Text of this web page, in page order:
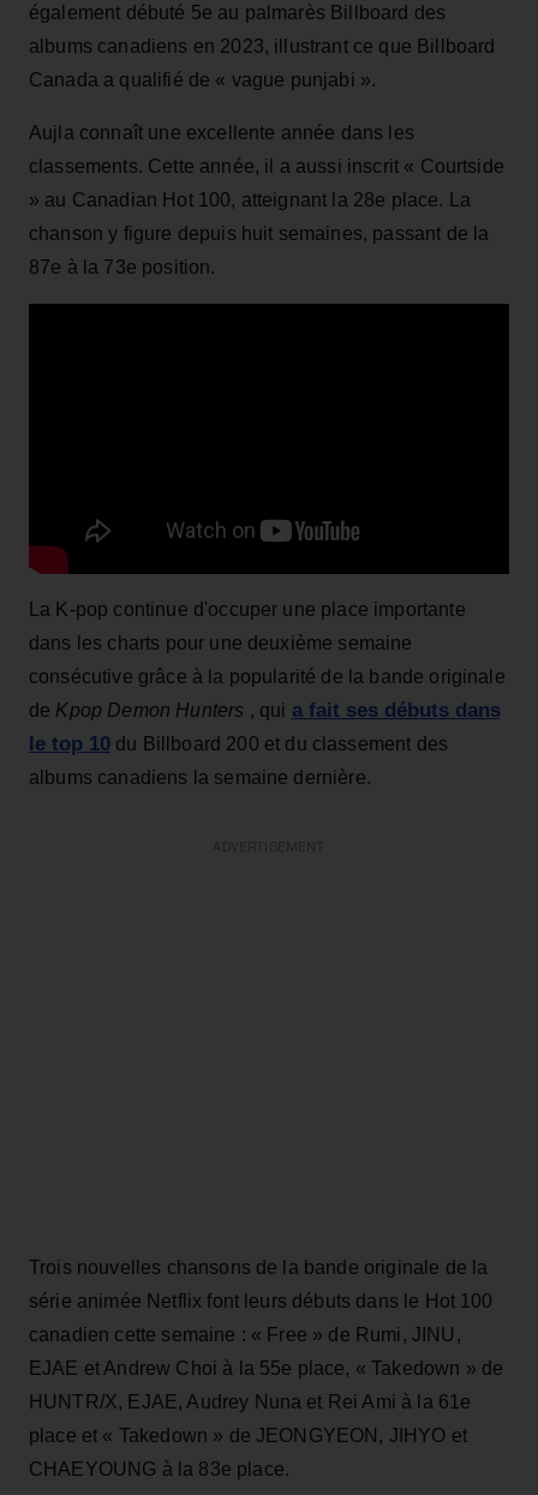
également débuté 5e au palmarès Billboard des
albums canadiens en 2023, illustrant ce que Billboard
Canada a qualifié de « vague punjabi ».
Aujla connaît une excellente année dans les
classements. Cette année, il a aussi inscrit « Courtside
» au Canadian Hot 100, atteignant la 28e place. La
chanson y figure depuis huit semaines, passant de la
87e à la 73e position.
La K-pop continue d'occuper une place importante
dans les charts pour une deuxième semaine
consécutive grâce à la popularité de la bande originale
de Kpop Demon Hunters , qui a fait ses débuts dans
le top 10 du Billboard 200 et du classement des
albums canadiens la semaine dernière.
Trois nouvelles chansons de la bande originale de la
série animée Netflix font leurs débuts dans le Hot 100
canadien cette semaine : « Free » de Rumi, JINU,
EJAE et Andrew Choi à la 55e place, « Takedown » de
HUNTR/X, EJAE, Audrey Nuna et Rei Ami à la 61e
place et « Takedown » de JEONGYEON, JIHYO et
CHAEYOUNG à la 83e place.